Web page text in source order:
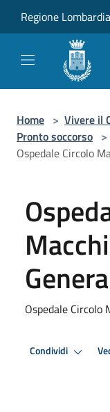
Regione Lombardia
Home > Vivere il
Pronto soccorso >
Ospedale Circolo
Ospedale Circolo
Condividi